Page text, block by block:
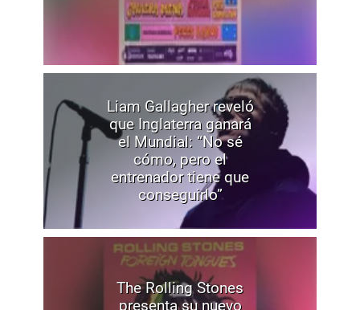
Liam Gallagher reveló
que Inglaterra ganará
el Mundial: “No sé
cómo, pero el
entrenador tiene que
conseguirlo”
The Rolling Stones
presenta su nuevo